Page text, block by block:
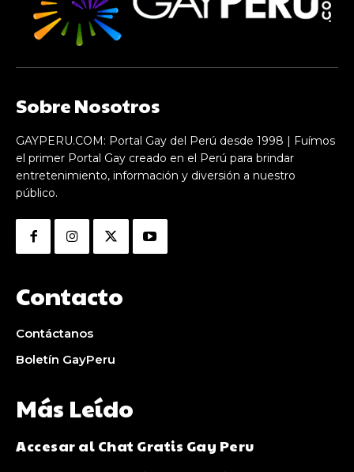
Sobre Nosotros
GAYPERU.COM: Portal Gay del Perú desde 1998 | Fuímos
el primer Portal Gay creado en el Perú para brindar
entretenimiento, información y diversión a nuestro
público.
Contacto
Contáctanos
Boletín GayPeru
Más Leído
Accesar al Chat Gratis Gay Peru